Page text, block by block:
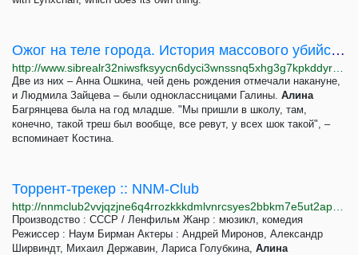
Ожог на теле города. История массового убийства в комсомольском кафе "Чародейка"
Две из них – Анна Ошкина, чей день рождения отмечали накануне,
и Людмила Зайцева – были одноклассницами Галины. Алина
Багрянцева была на год младше. "Мы пришли в школу, там,
конечно, такой треш был вообще, все ревут, у всех шок такой", –
вспоминает Костина.
Торрент-трекер :: NNM-Club
Производство : СССР / Ленфильм Жанр : мюзикл, комедия
Режиссер : Наум Бирман Актеры : Андрей Миронов, Александр
Ширвиндт, Михаил Державин, Лариса Голубкина, Алина